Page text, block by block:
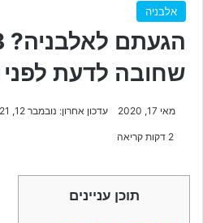
אלבניה
שחובה לדעת
מאי 17, 2020 עדכון אחרון: נובמבר 12, 2021
תוכן עניינים